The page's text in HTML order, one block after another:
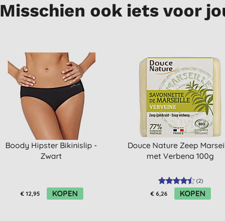
Misschien ook iets voor
Boody Hipster Bikinislip -
Zwart
€ 12,95 KOPEN
Douce Nature Zeep
met Verbena 100g
(2)
€ 6,26 KOPEN